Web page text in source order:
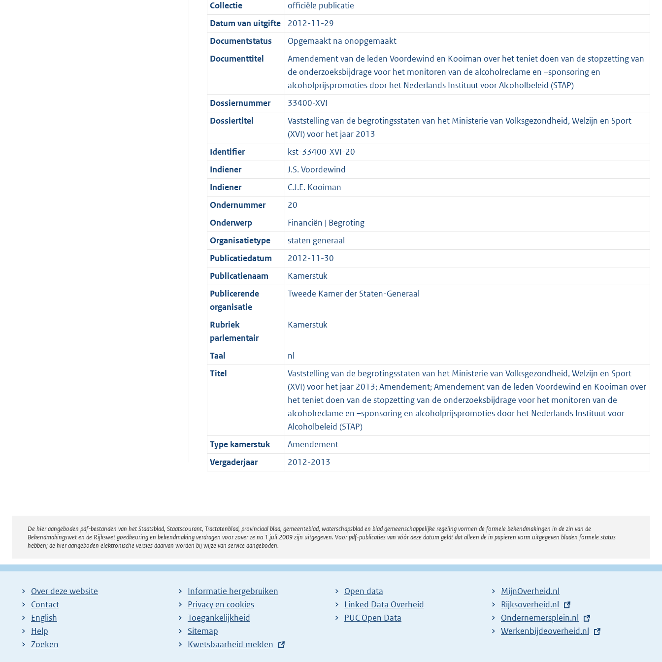
i
e
i
n
r
m
a
t
4
3
K
b
t
i
e
i
o
r
m
a
t
:
8
K
b
a
t
i
e
f
o
r
a
a
t
e
:
5
K
c
a
t
i
n
f
o
m
a
a
t
t
e
:
2
d
s
g
r
o
o
t
t
e
:
2
K
b
n
d
s
g
r
o
o
t
t
e
:
2
K
b
Collectie
officiële publicatie
Datum van uitgifte
2012-11-29
Documentstatus
Opgemaakt na onopgemaakt
Documenttitel
Amendement van de leden Voordewind en Kooiman over het teniet doen van de stopzetting van
de onderzoeksbijdrage voor het monitoren van de alcoholreclame en –sponsoring en
alcoholprijspromoties door het Nederlands Instituut voor Alcoholbeleid (STAP)
Dossiernummer
33400-XVI
Dossiertitel
Vaststelling van de begrotingsstaten van het Ministerie van Volksgezondheid, Welzijn en Sport
(XVI) voor het jaar 2013
Identifier
kst-33400-XVI-20
Indiener
J.S. Voordewind
Indiener
C.J.E. Kooiman
Ondernummer
20
Onderwerp
Financiën | Begroting
Organisatietype
staten generaal
Publicatiedatum
2012-11-30
Publicatienaam
Kamerstuk
Publicerende
organisatie
Tweede Kamer der Staten-Generaal
Rubriek
parlementair
Kamerstuk
Taal
nl
Titel
Vaststelling van de begrotingsstaten van het Ministerie van Volksgezondheid, Welzijn en Sport
(XVI) voor het jaar 2013; Amendement; Amendement van de leden Voordewind en Kooiman over
het teniet doen van de stopzetting van de onderzoeksbijdrage voor het monitoren van de
alcoholreclame en –sponsoring en alcoholprijspromoties door het Nederlands Instituut voor
Alcoholbeleid (STAP)
Type kamerstuk
Amendement
Vergaderjaar
2012-2013
Disclaimer
De hier aangeboden pdf-bestanden van het Staatsblad, Staatscourant, Tractatenblad, provinciaal blad, gemeenteblad, waterschapsblad en blad gemeenschappelijke regeling vormen de formele bekendmakingen in de zin van de
Bekendmakingswet en de Rijkswet goedkeuring en bekendmaking verdragen voor zover ze na 1 juli 2009 zijn uitgegeven. Voor pdf-publicaties van vóór deze datum geldt dat alleen de in papieren vorm uitgegeven bladen formele status
hebben; de hier aangeboden elektronische versies daarvan worden bij wijze van service aangeboden.
Over deze website
Contact
English
Help
Zoeken
Informatie hergebruiken
Privacy en cookies
Toegankelijkheid
Sitemap
E
Kwetsbaarheid melden
Open data
Linked Data Overheid
PUC Open Data
MijnOverheid.nl
E
x
t
Rijksoverheid.nl
E
x
Ondernemersplein.nl
E
Werkenbijdeoverheid.nl